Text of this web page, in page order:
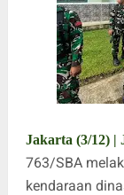
Jakarta (3/12) |
763/SBA
kendaraan